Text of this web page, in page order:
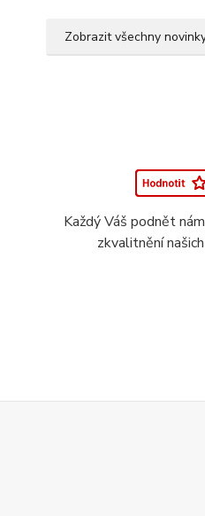
Zobrazit všechny
Každý Váš podnět
zkvalitnění